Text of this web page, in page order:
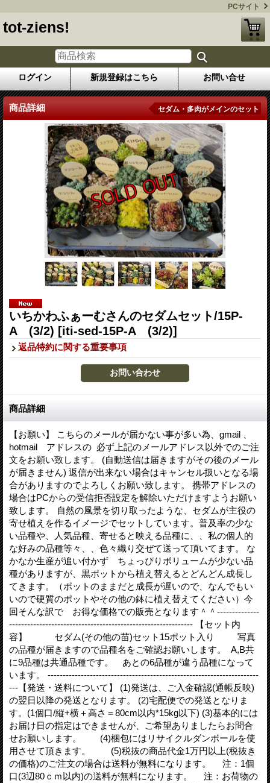
PCサイト
tot-ziens!
ログイン 新規登録はこちら お問い合せ
商品詳細 セダム・多肉がメインのセット
いちかわふぁーむさんのセダムセット/15P-
A (3/2) [iti-sed-15P-A (3/2)]
返品特約に関する重要事項
商品詳細
【お願い】 こちらのメールが届かない事が多い為、gmail 、
hotmail アドレスの 必ず上記のメールアドレス以外でのご注
文をお願い致します。 (自動送信は届きますがその後のメール
が届きません) 返信が出来ない場合はキャンセル扱いとなる場
合がありますのでよろしくお願い致します。 携帯アドレスの
場合はPCからの受信拒否設定を解除いただけますようお願い
致します。 自然の風景を切り取ったような、セダムが主役の
寄せ植えを作るイメージでセットしています。普及率の少な
い品種や、人気品種、寄せると映える品種に、、私の個人的
な好みの品種等々、、色々織り交ぜて送って頂いてます。 な
かなか生産が追い付かず ちょっぴりボリュームが少ない品
種がありますが、黒ポットから植え替えるとどんどん成長し
てきます。（ポットのままだと成長が遅いので、なんでもい
いので硬質のポットやその他の鉢に植え替えてください）今
回そんな訳で お得な価格での販売となります＾＾--------------
------------------------------------------------------------- 【セット内
容】 セダム(その他の苗)セット15ポット入り 写真
の品種が届きますので品種名をご確認お願いします。 A,B共
に9品種は共通品種です。 あとの6品種が違う品種になって
います。 ----------------------------------------------------------------------
---【発送・送料について】 (1)発送は、ご入金確認(通帳反映)
の翌日以降の発送となります。 (2)宅配便での発送となりま
す。(1個口/縦+横＋高さ＝80cm以内*15kg以下) (3)基本的には
お届け日の指定はできませんが、ご希望ありましたらお問合
せお願いします。 (4)梱包にはリサイクルダンボールを使
用させて頂きます。 (5)税抜の商品代金1万円以上(税抜き
の価格)のご注文の場合は送料が無料になります。 注：1個
口(3辺80ｃｍ以内)の送料が無料になります。 注：お荷物の